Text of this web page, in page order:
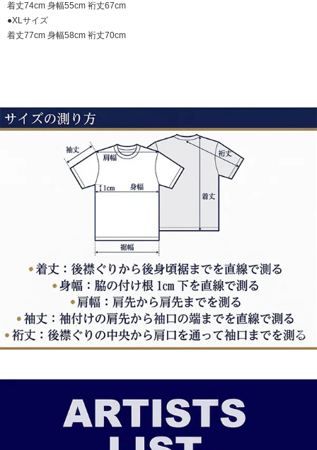
着丈74cm 身幅55cm 裄丈67cm
●XLサイズ
着丈77cm 身幅58cm 裄丈70cm